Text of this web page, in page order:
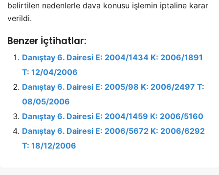
belirtilen nedenlerle dava konusu işlemin iptaline karar
verildi.
Benzer İçtihatlar:
Danıştay 6. Dairesi E: 2004/1434 K: 2006/1891
T: 12/04/2006
Danıştay 6. Dairesi E: 2005/98 K: 2006/2497 T:
08/05/2006
Danıştay 6. Dairesi E: 2004/1459 K: 2006/5160
Danıştay 6. Dairesi E: 2006/5672 K: 2006/6292
T: 18/12/2006